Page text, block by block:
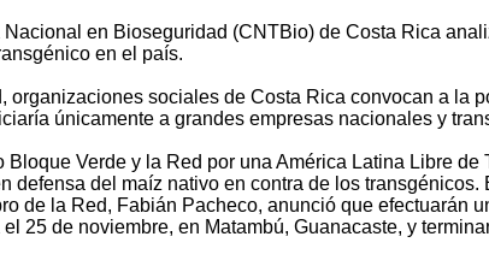
en Bioseguridad (CNTBio) de Costa Rica
en el país.
organizaciones sociales de Costa Rica convocan a la
únicamente a grandes empresas nacionales y
Bloque Verde y la Red por una América Latina Libre
defensa del maíz nativo en contra de los
de la Red, Fabián Pacheco, anunció que efectuarán
25 de noviembre, en Matambú, Guanacaste, y